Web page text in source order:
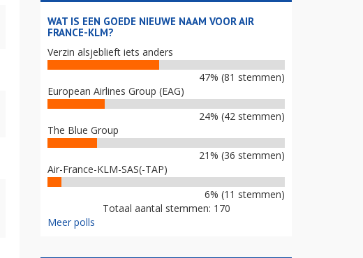
WAT IS EEN GOEDE NIEUWE NAAM VOOR AIR
FRANCE-KLM?
Verzin alsjeblieft iets anders
47% (81 stemmen)
European Airlines Group (EAG)
24% (42 stemmen)
The Blue Group
21% (36 stemmen)
Air-France-KLM-SAS(-TAP)
6% (11 stemmen)
Totaal aantal stemmen: 170
Meer polls